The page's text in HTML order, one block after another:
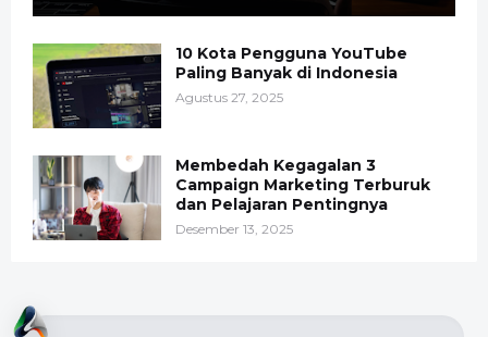
10 Kota Pengguna YouTube
Paling Banyak di Indonesia
Agustus 27, 2025
Membedah Kegagalan 3
Campaign Marketing Terburuk
dan Pelajaran Pentingnya
Desember 13, 2025